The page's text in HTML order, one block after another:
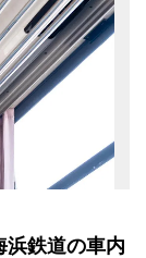
浜鉄道の車内